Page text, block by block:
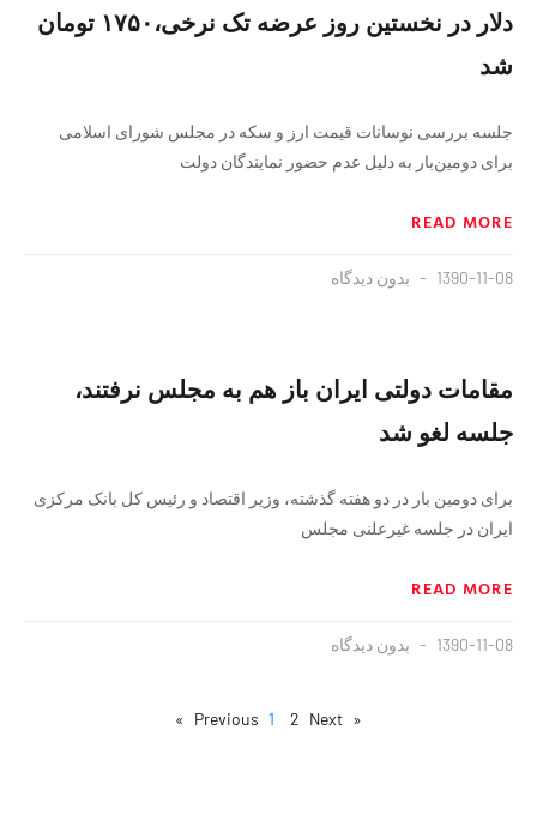
دلار در نخستین روز عرضه تک نرخی،۱۷۵۰ تومان
شد
جلسه بررسی نوسانات قیمت ارز و سکه در مجلس شورای اسلامی
برای دومین‌بار به دلیل عدم حضور نمایندگان دولت
READ MORE
1390-11-08 بدون دیدگاه
مقامات دولتی ایران باز هم به مجلس نرفتند،
جلسه لغو شد
برای دومین بار در دو هفته گذشته، وزیر اقتصاد و رئیس کل بانک مرکزی
ایران در جلسه غیرعلنی مجلس
READ MORE
1390-11-08 بدون دیدگاه
« Previous
1 2 Next »